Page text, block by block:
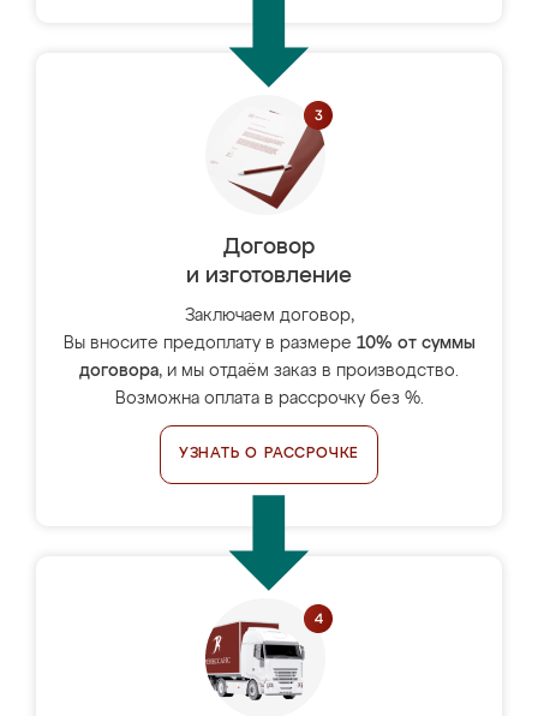
Договор
и изготовление
Заключаем договор,
Вы вносите предоплату в размере 10% от суммы
договора, и мы отдаём заказ в производство.
Возможна оплата в рассрочку без %.
УЗНАТЬ О РАССРОЧКЕ